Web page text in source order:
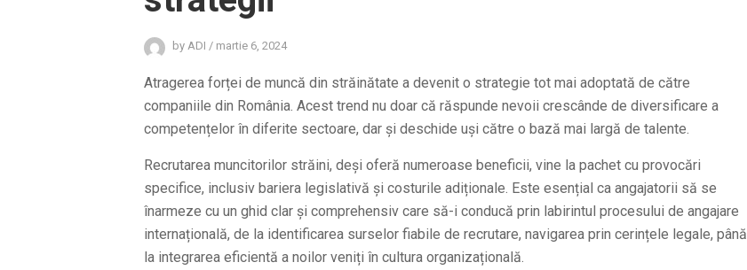
by ADI / martie 6, 2024
Atragerea forței de muncă din străinătate a devenit o strategie tot mai adoptată de către
companiile din România. Acest trend nu doar că răspunde nevoii crescânde de diversificare a
competențelor în diferite sectoare, dar și deschide uși către o bază mai largă de talente.
Recrutarea muncitorilor străini, deși oferă numeroase beneficii, vine la pachet cu provocări
specifice, inclusiv bariera legislativă și costurile adiționale. Este esențial ca angajatorii să se
înarmeze cu un ghid clar și comprehensiv care să-i conducă prin labirintul procesului de angajare
internațională, de la identificarea surselor fiabile de recrutare, navigarea prin cerințele legale, până
la integrarea eficientă a noilor veniți în cultura organizațională.